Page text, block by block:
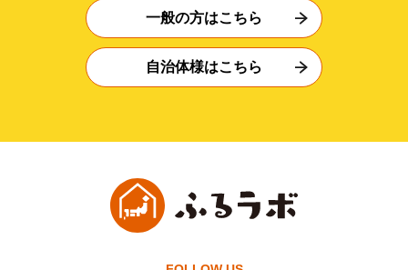
一般の方はこちら
自治体様はこちら